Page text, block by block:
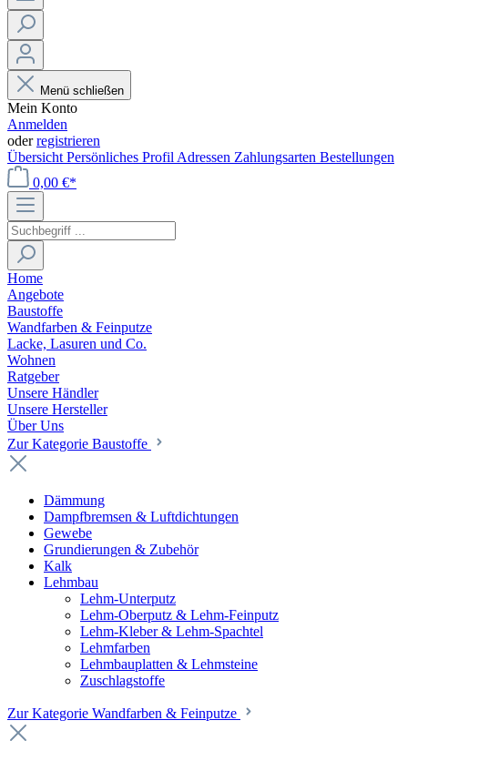
Menü schließen
Mein Konto
Anmelden
oderregistrieren
Übersicht Persönliches Profil Adressen Zahlungsarten Bestellungen
0,00 €*
Home
Angebote
Baustoffe
Wandfarben & Feinputze
Lacke, Lasuren und Co.
Wohnen
Ratgeber
Unsere Händler
Unsere Hersteller
Über Uns
Zur Kategorie Baustoffe
Dämmung
Dampfbremsen & Luftdichtungen
Gewebe
Grundierungen & Zubehör
Kalk
Lehmbau
Lehm-Unterputz
Lehm-Oberputz & Lehm-Feinputz
Lehm-Kleber & Lehm-Spachtel
Lehmfarben
Lehmbauplatten & Lehmsteine
Zuschlagstoffe
Zur Kategorie Wandfarben & Feinputze